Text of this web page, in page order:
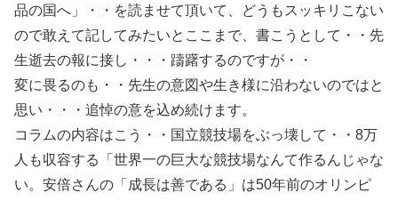
品の国へ」・・を読ませて頂いて、どうもスッキリこない
ので敢えて記してみたいとここまで、書こうとして・・先
生逝去の報に接し・・・躊躇するのですが・・
変に畏るのも・・先生の意図や生き様に沿わないのではと
思い・・・追悼の意を込め続けます。
コラムの内容はこう・・国立競技場をぶっ壊して・・8万
人も収容する「世界一の巨大な競技場なんて作るんじゃな
い。安倍さんの「成長は善である」は50年前のオリンピ